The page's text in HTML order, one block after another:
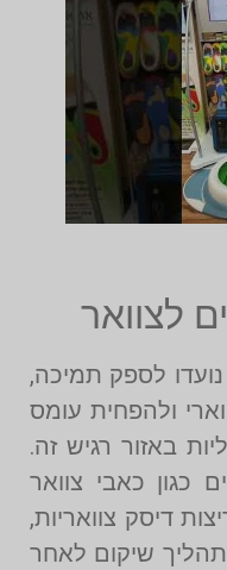
לצוואר
נועדו לספק תמיכה,
ולהפחית עומס
באזור רגיש זה.
כאבי צוואר
דיסק צוואריות,
שיקום לאחר